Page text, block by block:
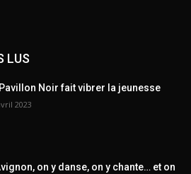
LUS
Noir fait vibrer la jeunesse
2023
on y danse, on y chante… et on